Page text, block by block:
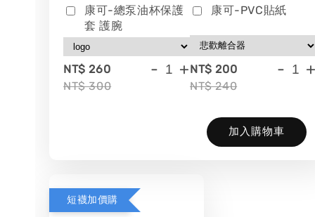
康可-總泵油杯保護
套 護腕
NT$ 260
NT$ 300
- +
康可-PVC貼紙
NT$ 200
NT$ 240
-
加入購物車
短襪加價購